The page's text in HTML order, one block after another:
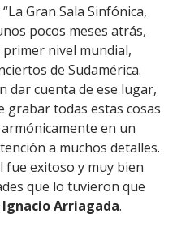
Gran Sala Sinfónica,
pocos meses atrás,
nivel mundial,
de Sudamérica.
dar cuenta de ese lugar,
grabar todas estas cosas
en un
a muchos detalles.
fue exitoso y muy bien
que lo tuvieron que
Ignacio Arriagada.